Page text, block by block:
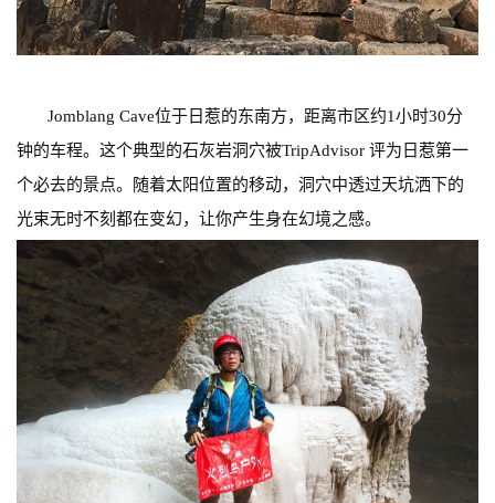
Jomblang Cave位于日惹的东南方，距离市区约1小时30分
钟的车程。这个典型的石灰岩洞穴被TripAdvisor 评为日惹第一
个必去的景点。随着太阳位置的移动，洞穴中透过天坑洒下的
光束无时不刻都在变幻，让你产生身在幻境之感。